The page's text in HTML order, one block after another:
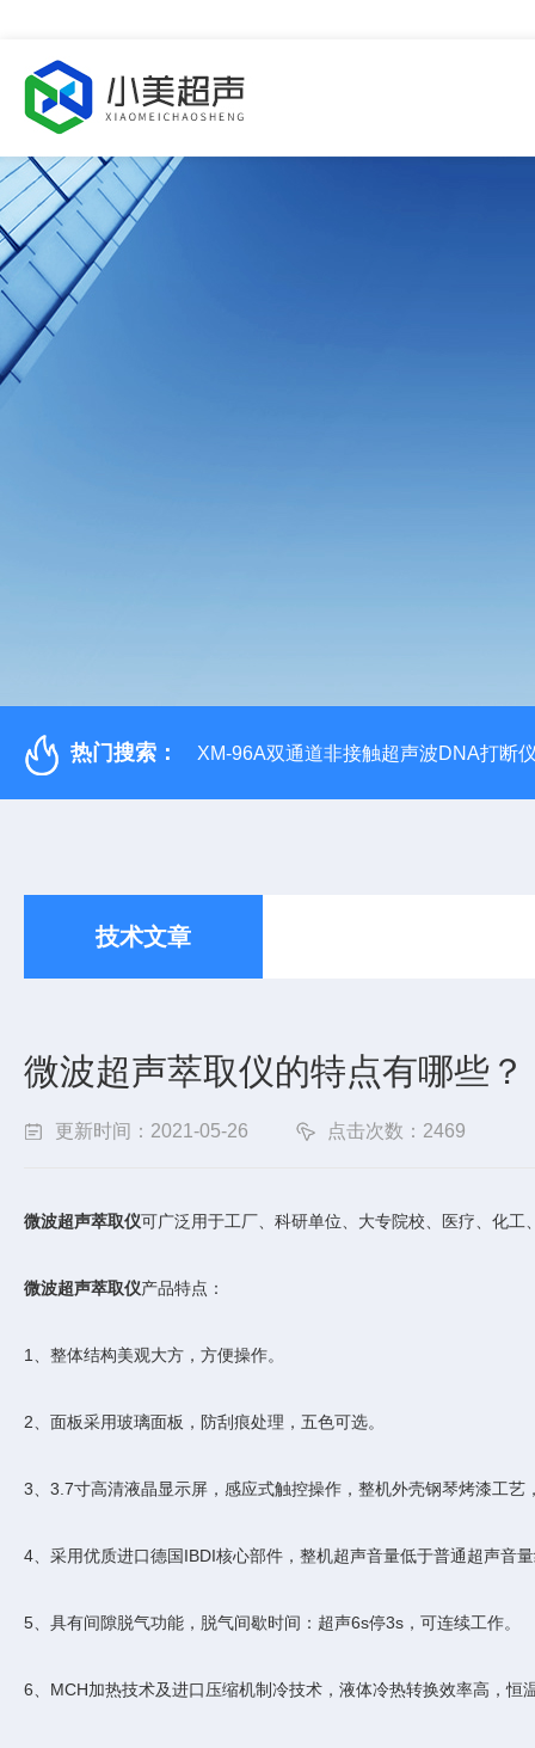
热门搜索： XM-96A双通道非接触超声波DNA打断
技术文章
微波超声萃取仪的特点有哪些？
更新时间：2021-05-26 点击次数：2469
微波超声萃取仪可广泛用于工厂、科研单位、大专院校、医疗、化
微波超声萃取仪产品特点：
1、整体结构美观大方，方便操作。
2、面板采用玻璃面板，防刮痕处理，五色可选。
3、3.7寸高清液晶显示屏，感应式触控操作，整机外壳钢琴烤漆工艺
4、采用优质进口德国IBDI核心部件，整机超声音量低于普通超声音
5、具有间隙脱气功能，脱气间歇时间：超声6s停3s，可连续工作。
6、MCH加热技术及进口压缩机制冷技术，液体冷热转换效率高，